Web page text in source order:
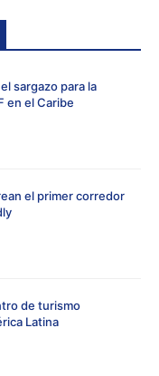
sargazo para la
en el Caribe
el primer corredor
de turismo
Latina